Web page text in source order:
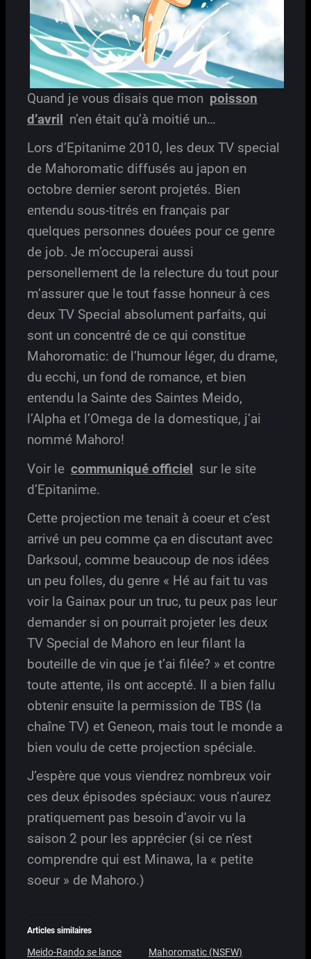
Quand je vous disais que mon poisson
d’avril n’en était qu’à moitié un…
Lors d’Epitanime 2010, les deux TV special
de Mahoromatic diffusés au japon en
octobre dernier seront projetés. Bien
entendu sous-titrés en français par
quelques personnes douées pour ce genre
de job. Je m’occuperai aussi
personellement de la relecture du tout pour
m’assurer que le tout fasse honneur à ces
deux TV Special absolument parfaits, qui
sont un concentré de ce qui constitue
Mahoromatic: de l’humour léger, du drame,
du ecchi, un fond de romance, et bien
entendu la Sainte des Saintes Meido,
l’Alpha et l’Omega de la domestique, j’ai
nommé Mahoro!
Voir le communiqué officiel sur le site
d’Epitanime.
Cette projection me tenait à coeur et c’est
arrivé un peu comme ça en discutant avec
Darksoul, comme beaucoup de nos idées
un peu folles, du genre « Hé au fait tu vas
voir la Gainax pour un truc, tu peux pas leur
demander si on pourrait projeter les deux
TV Special de Mahoro en leur filant la
bouteille de vin que je t’ai filée? » et contre
toute attente, ils ont accepté. Il a bien fallu
obtenir ensuite la permission de TBS (la
chaîne TV) et Geneon, mais tout le monde a
bien voulu de cette projection spéciale.
J’espère que vous viendrez nombreux voir
ces deux épisodes spéciaux: vous n’aurez
pratiquement pas besoin d’avoir vu la
saison 2 pour les apprécier (si ce n’est
comprendre qui est Minawa, la « petite
soeur » de Mahoro.)
Articles similaires
Meido-Rando se lance
Mahoromatic (NSFW)